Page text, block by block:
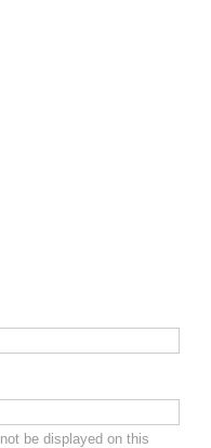
notbe displayed on this